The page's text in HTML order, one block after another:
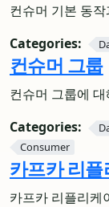
컨슈머 기본 동
Categories:
컨슈머 그룹
컨슈머 그룹에 대
Categories:
Consumer
카프카 리
카프카 리플리케